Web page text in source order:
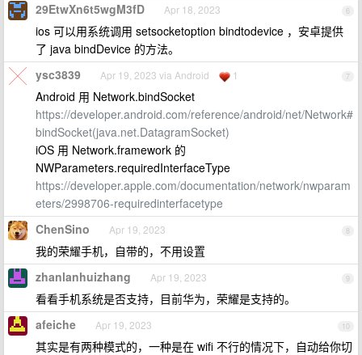
6
29EtwXn6t5wgM3fD Apr 18, 2023
ios 可以用系统调用 setsocketoption bindtodevice ，安卓提供
了 java bindDevice 的方法。
7
ysc3839 Apr 19, 2023 via Android 1
Android 用 Network.bindSocket
https://developer.android.com/reference/android/net/Network#
bindSocket(java.net.DatagramSocket)
iOS 用 Network.framework 的
NWParameters.requiredInterfaceType
https://developer.apple.com/documentation/network/nwparam
eters/2998706-requiredinterfacetype
8
ChenSino Apr 19, 2023
我的荣耀手机，自带的，不用设置
9
zhanlanhuizhang Apr 19, 2023
看看手机系统是否支持，目前华为，荣耀是支持的。
10
afeiche Apr 19, 2023
其实是有两种模式的，一种是在 wifi 不行的情况下，自动给你切